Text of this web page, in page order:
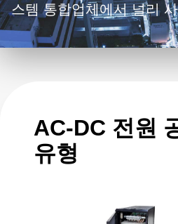
스템 통합업체에서 널리
DC 전원 공급 장치는 다
용됩니다. 제품의 적용 분
AC-DC 전원
유형